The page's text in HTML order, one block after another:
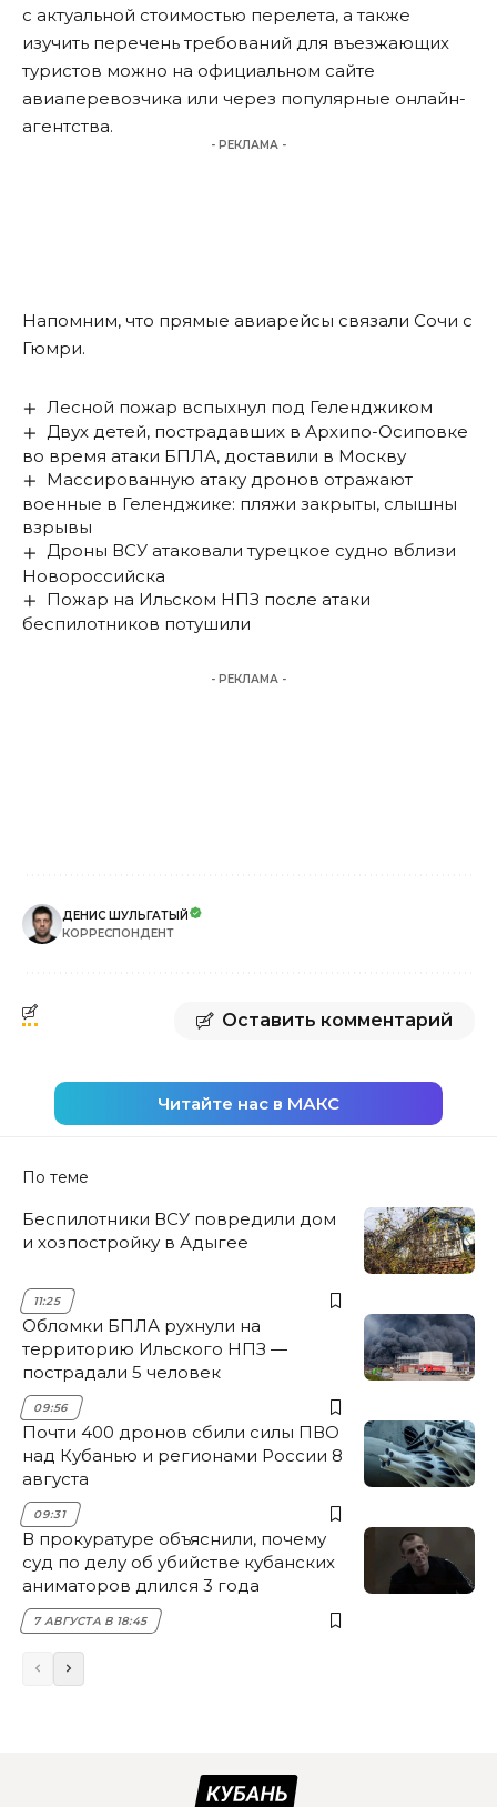
с актуальной стоимостью перелета, а также
изучить перечень требований для въезжающих
туристов можно на официальном сайте
авиаперевозчика или через популярные онлайн-
агентства.
- РЕКЛАМА -
Напомним, что прямые авиарейсы связали Сочи с
Гюмри.
Лесной пожар вспыхнул под Геленджиком
Двух детей, пострадавших в Архипо-Осиповке
во время атаки БПЛА, доставили в Москву
Массированную атаку дронов отражают
военные в Геленджике: пляжи закрыты, слышны
взрывы
Дроны ВСУ атаковали турецкое судно вблизи
Новороссийска
Пожар на Ильском НПЗ после атаки
беспилотников потушили
- РЕКЛАМА -
ДЕНИС ШУЛЬГАТЫЙ
КОРРЕСПОНДЕНТ
Оставить комментарий
Читайте нас в МАКС
По теме
Беспилотники ВСУ повредили дом
и хозпостройку в Адыгее
11:25
Обломки БПЛА рухнули на
территорию Ильского НПЗ —
пострадали 5 человек
09:56
Почти 400 дронов сбили силы ПВО
над Кубанью и регионами России 8
августа
09:31
В прокуратуре объяснили, почему
суд по делу об убийстве кубанских
аниматоров длился 3 года
7 АВГУСТА В 18:45